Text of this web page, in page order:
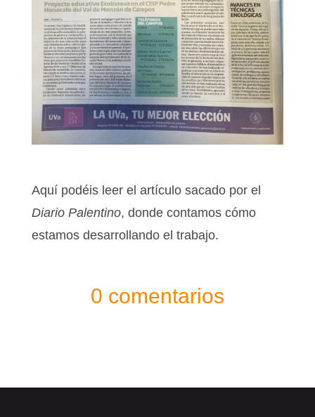
Aquí podéis leer el artículo sacado por el
Diario Palentino, donde contamos cómo
estamos desarrollando el trabajo.
0 comentarios